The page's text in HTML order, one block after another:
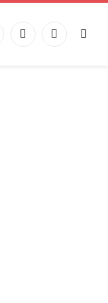
X
Instagram